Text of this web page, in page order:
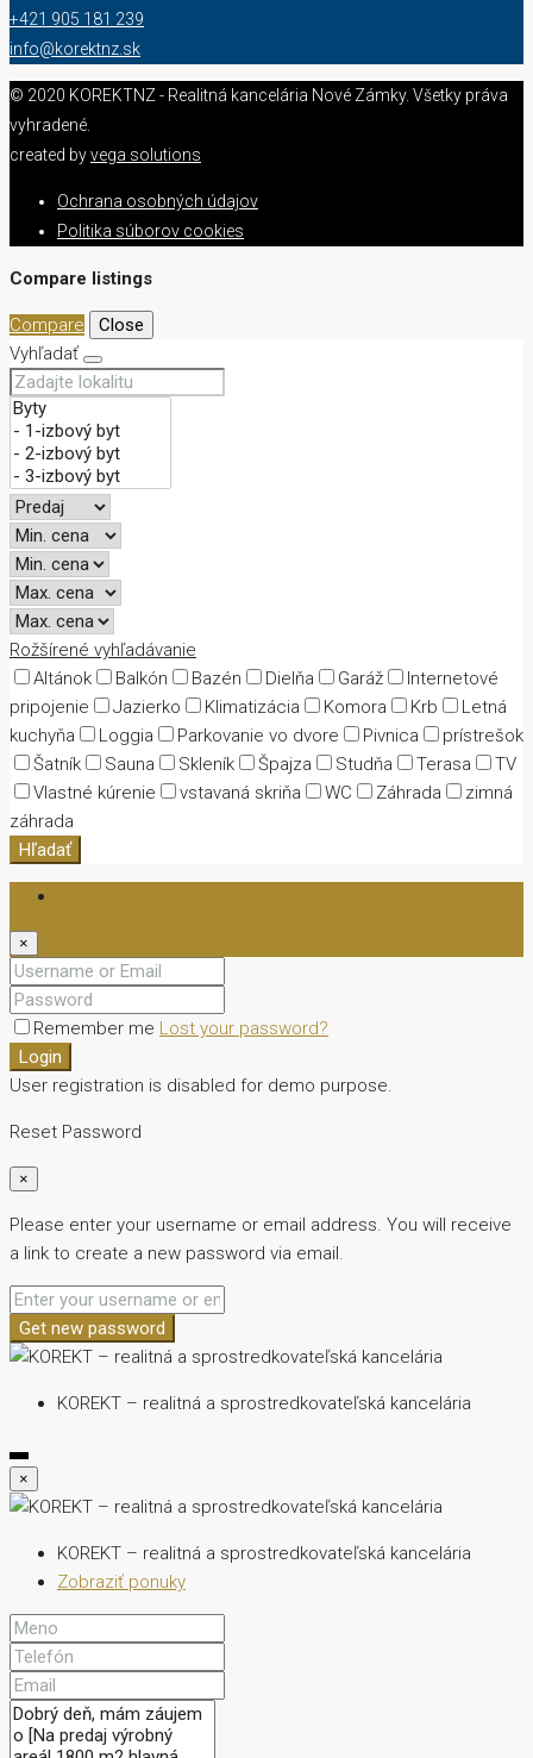
+421 905 181 239
info@korektnz.sk
© 2020 KOREKTNZ - Realitná kancelária Nové Zámky. Všetky práva
vyhradené.
created byvega solutions
Ochrana osobných údajov
Politika súborov cookies
Compare listings
Compare
Close
Vyhľadať
Rožšírené vyhľadávanie
Altánok
Balkón Bazén Dielňa Garáž
Internetové
pripojenie
Jazierko Klimatizácia Komora Krb
Letná
kuchyňa
Loggia Parkovanie vo dvore Pivnica
prístrešok
Šatník
Sauna Skleník Špajza Studňa Terasa
TV
Vlastné kúrenie
vstavaná skriňa WC Záhrada
zimná
záhrada
Hľadať
×
Remember me Lost your password?
Login
User registration is disabled for demo purpose.
Reset Password
×
Please enter your username or email address. You will receive
a link to create a new password via email.
Get new password
KOREKT – realitná a sprostredkovateľská kancelária
×
KOREKT – realitná a sprostredkovateľská kancelária
Zobraziť ponuky